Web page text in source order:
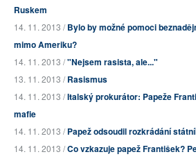
Ruskem
14. 11. 2013 /Bylo by možné pomoci
mimo Ameriku?
14. 11. 2013 /"Nejsem rasista, ale..."
13. 11. 2013 /Rasismus
14. 11. 2013 /Italský prokurátor: Papeže
mafie
14. 11. 2013 /Papež odsoudil rozkrádání
14. 11. 2013 /Co vzkazuje papež František?